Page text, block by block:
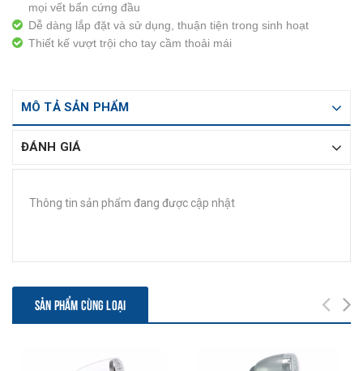
mọi vết bẩn cứng đầu
Dễ dàng lắp đặt và sử dụng, thuận tiện trong sinh hoạt
Thiết kế vượt trội cho tay cầm thoải mái
MÔ TẢ SẢN PHẨM
ĐÁNH GIÁ
Thông tin sản phẩm đang được cập nhật
SẢN PHẨM CÙNG LOẠI